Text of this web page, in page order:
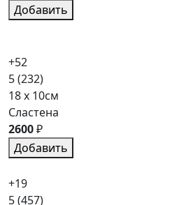
Добавить
+52
5(232)
18 x 10см
Сластена
2600₽
Добавить
+19
5(457)